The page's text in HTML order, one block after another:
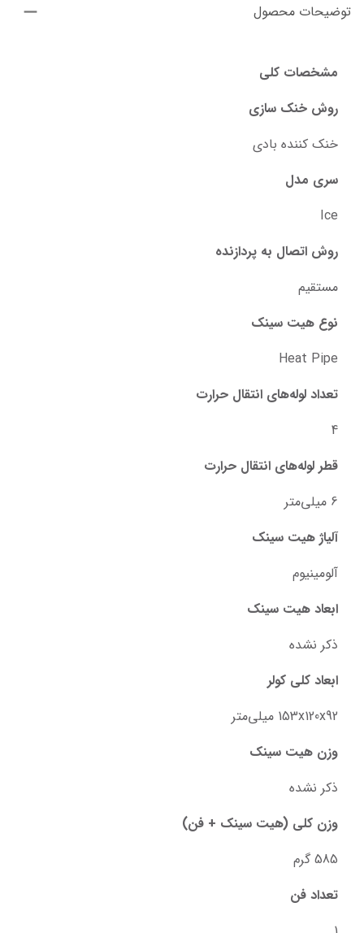
توضیحات محصول
مشخصات کلی
روش خنک سازی
خنک کننده بادی
سری مدل
Ice
روش اتصال به پردازنده
مستقیم
نوع هیت سینک
Heat Pipe
تعداد لوله‌های انتقال حرارت
4
قطر لوله‌های انتقال حرارت
6 میلی‌متر
آلیاژ هیت سینک
آلومینیوم
ابعاد هیت سینک
ذکر نشده
ابعاد کلی کولر
153x120x92 میلی‌متر
وزن هیت سینک
ذکر نشده
وزن کلی (هیت سینک + فن)
585 گرم
تعداد فن